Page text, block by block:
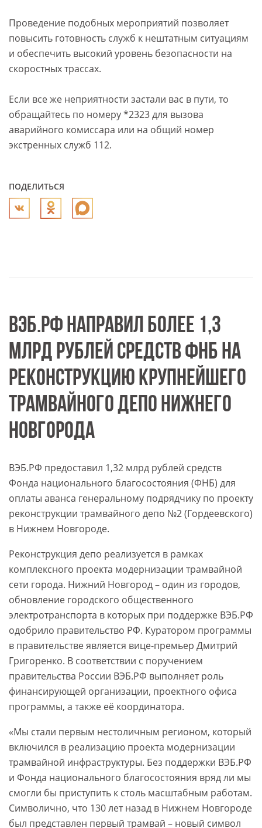
Проведение подобных мероприятий позволяет
повысить готовность служб к нештатным ситуациям
и обеспечить высокий уровень безопасности на
скоростных трассах.
Если все же неприятности застали вас в пути, то
обращайтесь по номеру *2323 для вызова
аварийного комиссара или на общий номер
экстренных служб 112.
ПОДЕЛИТЬСЯ
ВЭБ.РФ НАПРАВИЛ БОЛЕЕ 1,3
МЛРД РУБЛЕЙ СРЕДСТВ ФНБ НА
РЕКОНСТРУКЦИЮ КРУПНЕЙШЕГО
ТРАМВАЙНОГО ДЕПО НИЖНЕГО
НОВГОРОДА
ВЭБ.РФ предоставил 1,32 млрд рублей средств
Фонда национального благосостояния (ФНБ) для
оплаты аванса генеральному подрядчику по проекту
реконструкции трамвайного депо №2 (Гордеевского)
в Нижнем Новгороде.
Реконструкция депо реализуется в рамках
комплексного проекта модернизации трамвайной
сети города. Нижний Новгород – один из городов,
обновление городского общественного
электротранспорта в которых при поддержке ВЭБ.РФ
одобрило правительство РФ. Куратором программы
в правительстве является вице-премьер Дмитрий
Григоренко. В соответствии с поручением
правительства России ВЭБ.РФ выполняет роль
финансирующей организации, проектного офиса
программы, а также её координатора.
«Мы стали первым нестоличным регионом, который
включился в реализацию проекта модернизации
трамвайной инфраструктуры. Без поддержки ВЭБ.РФ
и Фонда национального благосостояния вряд ли мы
смогли бы приступить к столь масштабным работам.
Символично, что 130 лет назад в Нижнем Новгороде
был представлен первый трамвай – новый символ